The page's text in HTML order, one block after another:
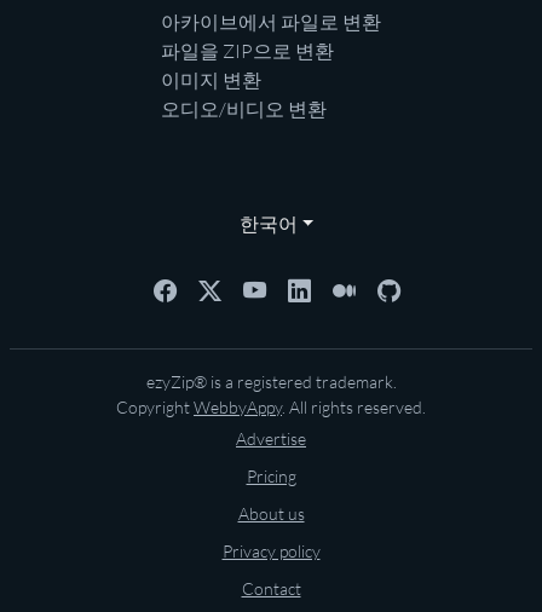
아카이브에서 파일로 변환
파일을 ZIP으로 변환
이미지 변환
오디오/비디오 변환
한국어
ezyZip® is a registered trademark.
CopyrightWebbyAppy. All rights reserved.
Advertise
Pricing
About us
Privacy policy
Contact